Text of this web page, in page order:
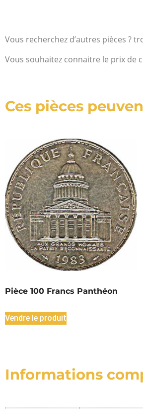
Vous recherchez d’autres pièces ?
Vous souhaitez connaitre le prix de
Ces pièces
Pièce 100 Francs Panthéon
Vendre le produit
Informations